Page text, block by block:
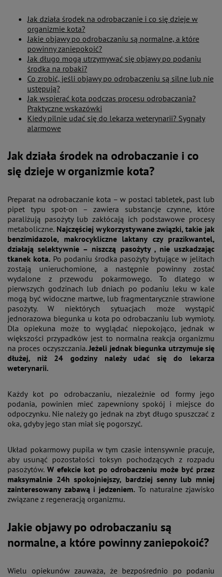
Jak działa środek na odrobaczanie i co się dzieje w
organizmie kota?
Jakie objawy po odrobaczaniu są normalne, a które
powinny zaniepokoić?
Jak długo mogą utrzymywać się objawy po podaniu
środka na robaki?
Co zrobić, jeśli objawy po odrobaczeniu są silne lub nie
ustępują?
Jak wspierać kota podczas procesu odrobaczania?
Praktyczne wskazówki
Kiedy pilnie udać się do lekarza weterynarii? Sygnały
alarmowe
Jak działa środek na odrobaczanie i co
się dzieje w organizmie kota?
Preparat na odrobaczanie kota – w postaci tabletek, past lub
pipet typu spot-on – zawiera substancje czynne, które
paraliżują pasożyty lub zakłócają ich podstawowe procesy
metaboliczne. Najczęściej wykorzystywane związki, takie jak
benzimidazole, makrocykliczne laktany czy prazikwantel,
działają selektywnie – niszczą pasożyty , nie uszkadzając
tkanek kota. Po podaniu środka pasożyty bytujące w jelitach
zostają unieruchomione, a następnie powinny zostać
wydalone z przewodu pokarmowego. To dlatego w
pierwszych godzinach lub dniach po podaniu leku w kale
mogą być widoczne martwe, lub fragmentarycznie strawione
pasożyty. W niektórych sytuacjach może wystąpić
jednorazowa biegunka u kota po odrobaczaniu lub wymioty.
Dla opiekuna może to wyglądać niepokojąco, jednak w
większości przypadków jest to normalna reakcja organizmu
na proces oczyszczania.Jeżeli jednak biegunka utrzymuje się
dłużej, niż 24 godziny należy udać się do lekarza
weterynarii.
Każdy kot po odrobaczaniu, niezależnie od formy jego
podania, powinien mieć zapewniony spokój i miejsce do
odpoczynku. Nie należy go jednak na zbyt długo spuszczać z
oka, gdyby jego stan miał się pogorszyć.
Układ pokarmowy pupila w tym czasie intensywnie pracuje,
aby usunąć pozostałości toksyn pochodzących z rozpadu
pasożytów.W efekcie kot po odrobaczeniu może być przez
maksymalnie 24h spokojniejszy, bardziej senny lub mniej
zainteresowany zabawą i jedzeniem. To naturalne zjawisko
związane z regeneracją organizmu.
Jakie objawy po odrobaczaniu są
normalne, a które powinny zaniepokoić?
Wielu opiekunów zauważa, że bezpośrednio po podaniu